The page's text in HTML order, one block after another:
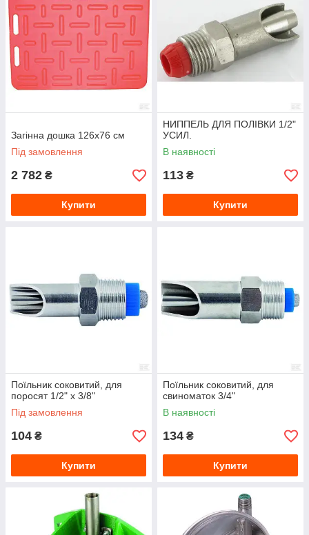
Загінна дошка 126x76 см
Під замовлення
2 782 ₴
Купити
НИППЕЛЬ ДЛЯ ПОЛІВКИ 1/2"
УСИЛ.
В наявності
113 ₴
Купити
Поїльник соковитий, для
поросят 1/2" x 3/8"
Під замовлення
104 ₴
Купити
Поїльник соковитий, для
свиноматок 3/4"
В наявності
134 ₴
Купити